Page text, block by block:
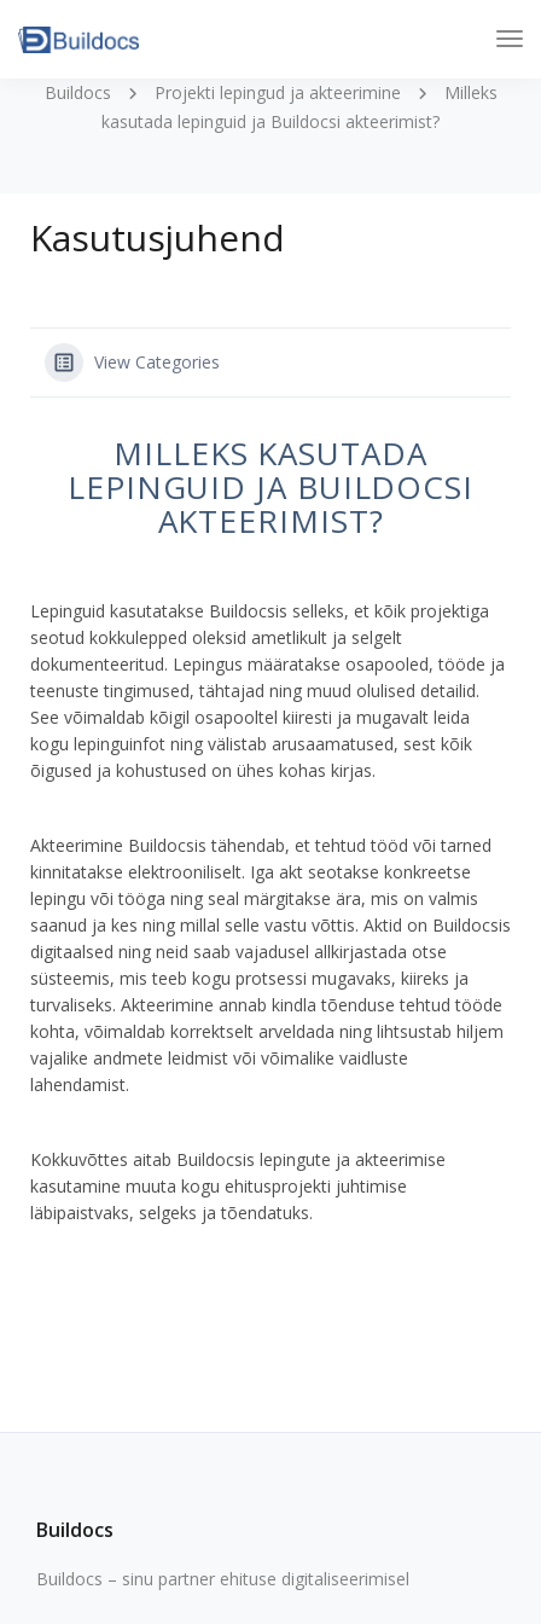
Buildocs
Projekti lepingud ja akteerimine
Milleks
kasutada lepinguid ja Buildocsi akteerimist?
Kasutusjuhend
View Categories
MILLEKS KASUTADA
LEPINGUID JA BUILDOCSI
AKTEERIMIST?
Lepinguid kasutatakse Buildocsis selleks, et kõik projektiga
seotud kokkulepped oleksid ametlikult ja selgelt
dokumenteeritud. Lepingus määratakse osapooled, tööde ja
teenuste tingimused, tähtajad ning muud olulised detailid.
See võimaldab kõigil osapooltel kiiresti ja mugavalt leida
kogu lepinguinfot ning välistab arusaamatused, sest kõik
õigused ja kohustused on ühes kohas kirjas.
Akteerimine Buildocsis tähendab, et tehtud tööd või tarned
kinnitatakse elektrooniliselt. Iga akt seotakse konkreetse
lepingu või tööga ning seal märgitakse ära, mis on valmis
saanud ja kes ning millal selle vastu võttis. Aktid on Buildocsis
digitaalsed ning neid saab vajadusel allkirjastada otse
süsteemis, mis teeb kogu protsessi mugavaks, kiireks ja
turvaliseks. Akteerimine annab kindla tõenduse tehtud tööde
kohta, võimaldab korrektselt arveldada ning lihtsustab hiljem
vajalike andmete leidmist või võimalike vaidluste
lahendamist.
Kokkuvõttes aitab Buildocsis lepingute ja akteerimise
kasutamine muuta kogu ehitusprojekti juhtimise
läbipaistvaks, selgeks ja tõendatuks.
Buildocs
Buildocs – sinu partner ehituse digitaliseerimisel